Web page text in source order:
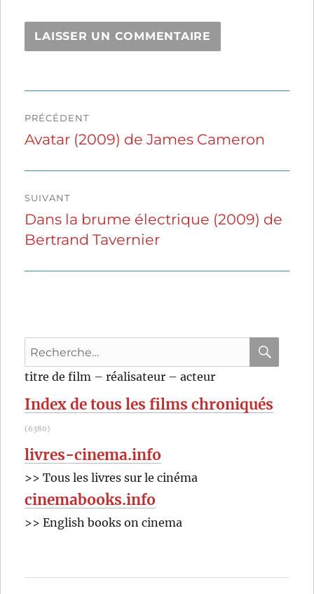
de
PRÉCÉDENT
Publication
Avatar (2009) de James Cameron
SUIVANT
Publication
suivante :
Dans la brume électrique (2009) de
Bertrand Tavernier
Recherche
pour
:
titre de film – réalisateur – acteur
Index de tous les films chroniqués
(6380)
livres-cinema.info
>> Tous les livres sur le cinéma
cinemabooks.info
>> English books on cinema